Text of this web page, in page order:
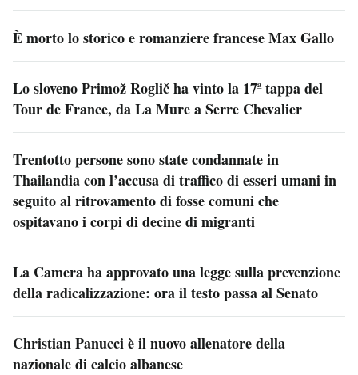
È morto lo storico e romanziere francese Max Gallo
Lo sloveno Primož Roglič ha vinto la 17ª tappa del
Tour de France, da La Mure a Serre Chevalier
Trentotto persone sono state condannate in
Thailandia con l’accusa di traffico di esseri umani in
seguito al ritrovamento di fosse comuni che
ospitavano i corpi di decine di migranti
La Camera ha approvato una legge sulla prevenzione
della radicalizzazione: ora il testo passa al Senato
Christian Panucci è il nuovo allenatore della
nazionale di calcio albanese